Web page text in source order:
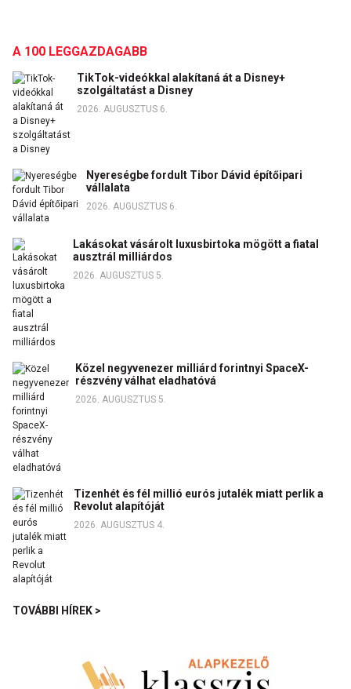
A 100 LEGGAZDAGABB
TikTok-videókkal alakítaná át a Disney+
szolgáltatást a Disney
2026. AUGUSZTUS 6.
Nyereségbe fordult Tibor Dávid építőipari
vállalata
2026. AUGUSZTUS 6.
Lakásokat vásárolt luxusbirtoka mögött a fiatal
ausztrál milliárdos
2026. AUGUSZTUS 5.
Közel negyvenezer milliárd forintnyi SpaceX-
részvény válhat eladhatóvá
2026. AUGUSZTUS 5.
Tizenhét és fél millió eurós jutalék miatt perlik a
Revolut alapítóját
2026. AUGUSZTUS 4.
TOVÁBBI HÍREK >